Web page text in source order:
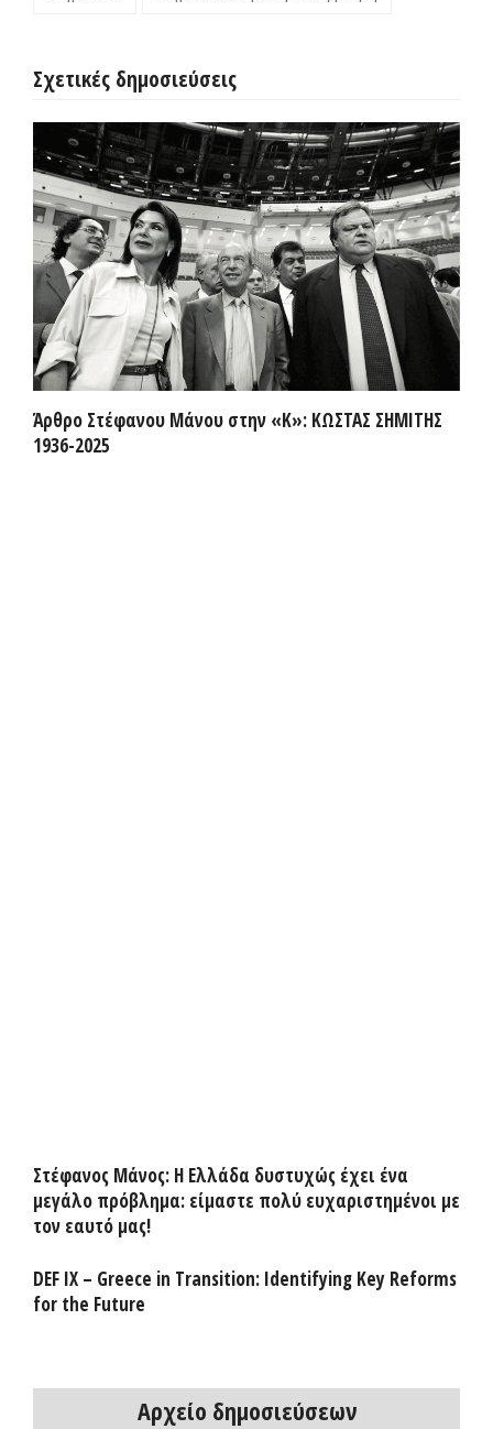
Σχετικές δημοσιεύσεις
Άρθρο Στέφανου Μάνου στην «Κ»: ΚΩΣΤΑΣ ΣΗΜΙΤΗΣ
1936-2025
Στέφανος Μάνος: Η Ελλάδα δυστυχώς έχει ένα
μεγάλο πρόβλημα: είμαστε πολύ ευχαριστημένοι με
τον εαυτό μας!
DEF IX – Greece in Transition: Identifying Key Reforms
for the Future
Αρχείο δημοσιεύσεων